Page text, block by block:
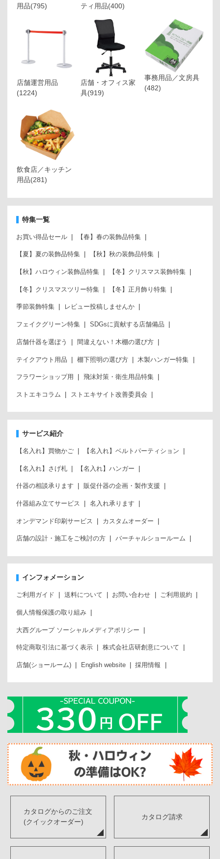
用品(795)
ティ用品(400)
店舗運営用品
(1224)
店舗・オフィス家
具(919)
事務用品／文房具
(482)
飲食店／キッチン
用品(281)
特集一覧
お買い得品セール 【春】春の装飾品特集
【夏】夏の装飾品特集 【秋】秋の装飾品特集
【秋】ハロウィン装飾品特集 【冬】クリスマス装飾特集
【冬】クリスマスツリー特集 【冬】正月飾り特集
季節装飾特集 レビュー投稿しませんか
フェイクグリーン特集 SDGsに貢献する店舗備品
店舗什器を選ぼう 間違えない！木棚の選び方
テイクアウト用品 棚下照明の選び方 木製ハンガー特集
フラワーショップ用 飛沫対策・衛生用品特集
ストエキコラム ストエキサイト改善委員会
サービス紹介
【名入れ】買物かご 【名入れ】ベルトパーティション
【名入れ】さげ札 【名入れ】ハンガー
什器の相談承ります 販促什器の企画・製作支援
什器組み立てサービス 名入れ承ります
オンデマンド印刷サービス カスタムオーダー
店舗の設計・施工をご検討の方 バーチャルショールーム
インフォメーション
ご利用ガイド 送料について お問い合わせ ご利用規約
個人情報保護の取り組み
大西グループ ソーシャルメディアポリシー
特定商取引法に基づく表示 株式会社店研創意について
店舗(ショールーム) English website 採用情報
カタログからのご注文
(クイックオーダー)
カタログ請求